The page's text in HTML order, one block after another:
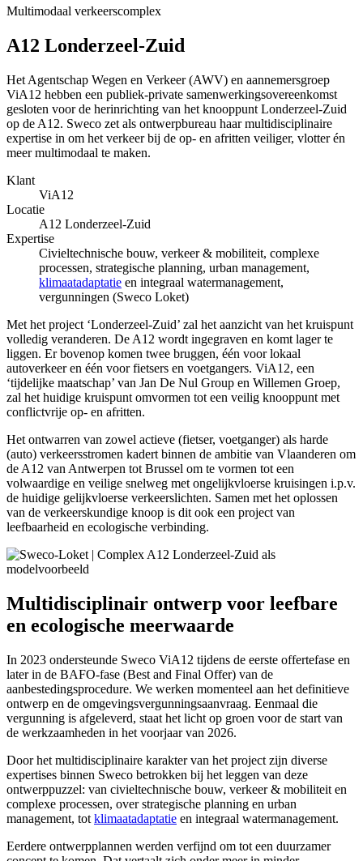
Multimodaal verkeerscomplex
A12 Londerzeel-Zuid
Het Agentschap Wegen en Verkeer (AWV) en aannemersgroep
ViA12 hebben een publiek-private samenwerkingsovereenkomst
gesloten voor de herinrichting van het knooppunt Londerzeel-Zuid
op de A12. Sweco zet als ontwerpbureau haar multidisciplinaire
expertise in om het verkeer bij de op- en afritten veiliger, vlotter én
meer multimodaal te maken.
Klant
ViA12
Locatie
A12 Londerzeel-Zuid
Expertise
Civieltechnische bouw, verkeer & mobiliteit, complexe
processen, strategische planning, urban management,
klimaatadaptatie en integraal watermanagement,
vergunningen (Sweco Loket)
Met het project ‘Londerzeel-Zuid’ zal het aanzicht van het kruispunt
volledig veranderen. De A12 wordt ingegraven en komt lager te
liggen. Er bovenop komen twee bruggen, één voor lokaal
autoverkeer en één voor fietsers en voetgangers. ViA12, een
‘tijdelijke maatschap’ van Jan De Nul Group en Willemen Groep,
zal het huidige kruispunt omvormen tot een veilig knooppunt met
conflictvrije op- en afritten.
Het ontwarren van zowel actieve (fietser, voetganger) als harde
(auto) verkeersstromen kadert binnen de ambitie van Vlaanderen om
de A12 van Antwerpen tot Brussel om te vormen tot een
volwaardige en veilige snelweg met ongelijkvloerse kruisingen i.p.v.
de huidige gelijkvloerse verkeerslichten. Samen met het oplossen
van de verkeerskundige knoop is dit ook een project van
leefbaarheid en ecologische verbinding.
Multidisciplinair ontwerp voor leefbare
en ecologische meerwaarde
In 2023 ondersteunde Sweco ViA12 tijdens de eerste offertefase en
later in de BAFO-fase (Best and Final Offer) van de
aanbestedingsprocedure. We werken momenteel aan het definitieve
ontwerp en de omgevingsvergunningsaanvraag. Eenmaal die
vergunning is afgeleverd, staat het licht op groen voor de start van
de werkzaamheden in het voorjaar van 2026.
Door het multidisciplinaire karakter van het project zijn diverse
expertises binnen Sweco betrokken bij het leggen van deze
ontwerppuzzel: van civieltechnische bouw, verkeer & mobiliteit en
complexe processen, over strategische planning en urban
management, tot klimaatadaptatie en integraal watermanagement.
Eerdere ontwerpplannen werden verfijnd om tot een duurzamer